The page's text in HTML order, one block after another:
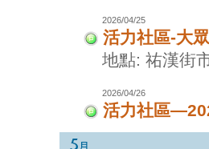
2026/04/25
活力社區-大
地點: 祐漢街
2026/04/26
活力社區